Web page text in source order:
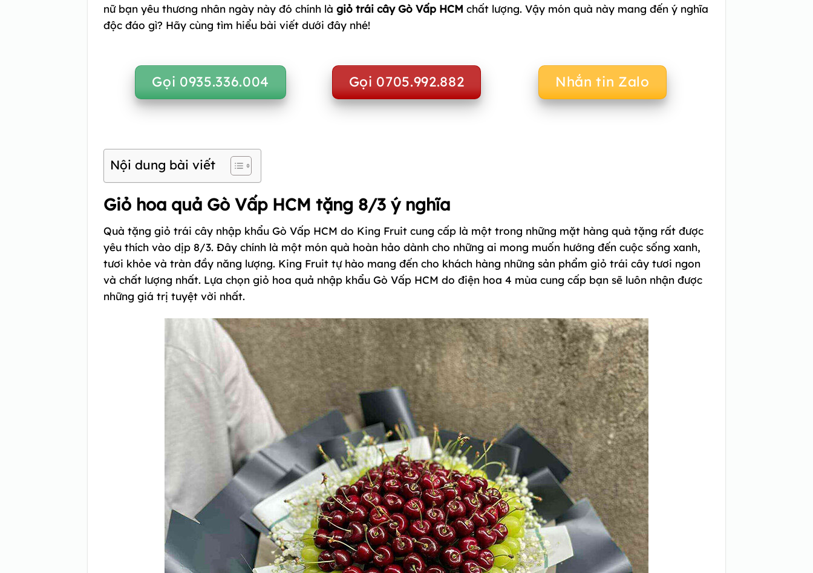
nữ bạn yêu thương nhân ngày này đó chính làgiỏ trái cây Gò Vấp HCM chất lượng. Vậy món quà này mang đến ý nghĩa
độc đáo gì? Hãy cùng tìm hiểu bài viết dưới đây nhé!
Gọi 0935.336.004 Gọi 0705.992.882 Nhắn tin Zalo
Nội dung bài viết
Giỏ hoa quả Gò Vấp HCM tặng 8/3 ý nghĩa
Quà tặng giỏ trái cây nhập khẩu Gò Vấp HCM do King Fruit cung cấp là một trong những mặt hàng quà tặng rất được
yêu thích vào dịp 8/3. Đây chính là một món quà hoàn hảo dành cho những ai mong muốn hướng đến cuộc sống xanh,
tươi khỏe và tràn đầy năng lượng. King Fruit tự hào mang đến cho khách hàng những sản phẩm giỏ trái cây tươi ngon
và chất lượng nhất. Lựa chọn giỏ hoa quả nhập khẩu Gò Vấp HCM do điện hoa 4 mùa cung cấp bạn sẽ luôn nhận được
những giá trị tuyệt vời nhất.